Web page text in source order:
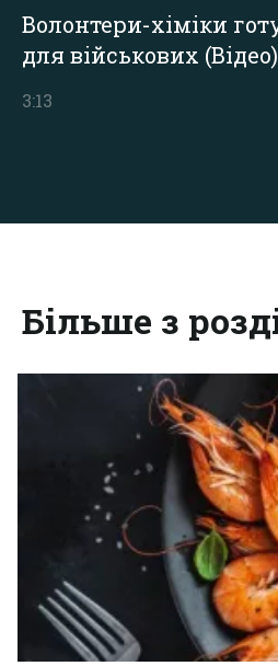
Волонтери-хіміки
для військових (Відео)
3:13
Більше з